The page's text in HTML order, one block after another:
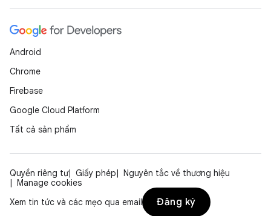
Android
Chrome
Firebase
Google Cloud Platform
Tất cả sản phẩm
Quyền riêng tư Giấy phép
Nguyên tắc về thương hiệu
Manage cookies
Xem tin tức và các mẹo qua email
Đăng ký